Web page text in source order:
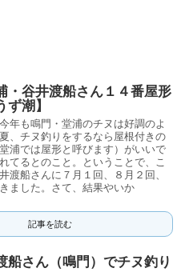
・谷井渡船さん１４番屋形
ず潮】
年も鳴門・堂浦のチヌは好調のよ
、チヌ釣りをするなら屋根付きの
浦では屋形と呼びます）がいいで
てるとのこと。ということで、こ
渡船さんに７月１回、８月２回、
ました。さて、結果やいか
記事を読む
船さん（鳴門）でチヌ釣り